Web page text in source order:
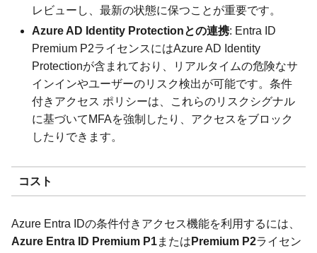
レビューし、最新の状態に保つことが重要です。
Azure AD Identity Protectionとの連携: Entra ID
Premium P2ライセンスにはAzure AD Identity
Protectionが含まれており、リアルタイムの危険なサ
インインやユーザーのリスク検出が可能です。条件
付きアクセス ポリシーは、これらのリスクシグナル
に基づいてMFAを強制したり、アクセスをブロック
したりできます。
コスト
Azure Entra IDの条件付きアクセス機能を利用するには、
Azure Entra ID Premium P1または Premium P2ライセン